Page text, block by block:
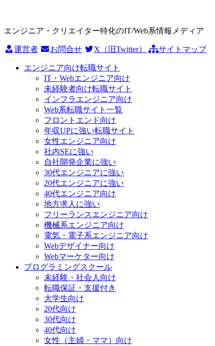
エンジニア・クリエイター特化のIT/Web系情報メディア
運営者 お問合せ X（旧Twitter） サイトマップ
エンジニア向け転職サイト
IT・Webエンジニア向け
未経験者向け転職サイト
インフラエンジニア向け
Web系転職サイト一覧
フロントエンド向け
年収UPに強い転職サイト
女性エンジニア向け
社内SEに強い
自社開発企業に強い
30代エンジニアに強い
20代エンジニアに強い
40代エンジニア向け
地方求人に強い
フリーランスエンジニア向け
機械系エンジニア向け
電気・電子系エンジニア向け
Webデザイナー向け
Webマーケター向け
プログラミングスクール
未経験・社会人向け
転職保証・支援付き
大学生向け
20代向け
30代向け
40代向け
女性（主婦・ママ）向け